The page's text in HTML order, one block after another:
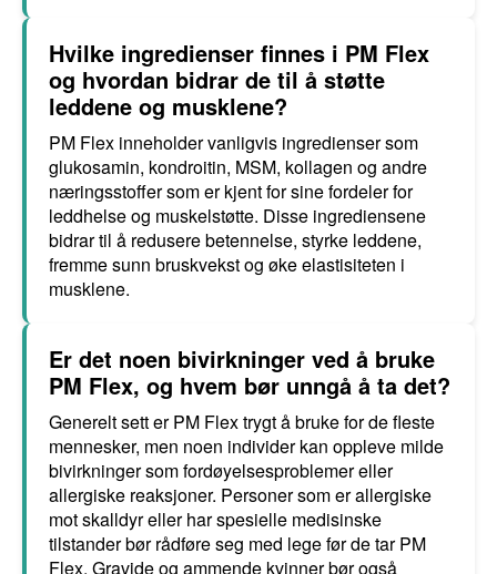
Hvilke ingredienser finnes i PM Flex
og hvordan bidrar de til å støtte
leddene og musklene?
PM Flex inneholder vanligvis ingredienser som
glukosamin, kondroitin, MSM, kollagen og andre
næringsstoffer som er kjent for sine fordeler for
leddhelse og muskelstøtte. Disse ingrediensene
bidrar til å redusere betennelse, styrke leddene,
fremme sunn bruskvekst og øke elastisiteten i
musklene.
Er det noen bivirkninger ved å bruke
PM Flex, og hvem bør unngå å ta det?
Generelt sett er PM Flex trygt å bruke for de fleste
mennesker, men noen individer kan oppleve milde
bivirkninger som fordøyelsesproblemer eller
allergiske reaksjoner. Personer som er allergiske
mot skalldyr eller har spesielle medisinske
tilstander bør rådføre seg med lege før de tar PM
Flex. Gravide og ammende kvinner bør også